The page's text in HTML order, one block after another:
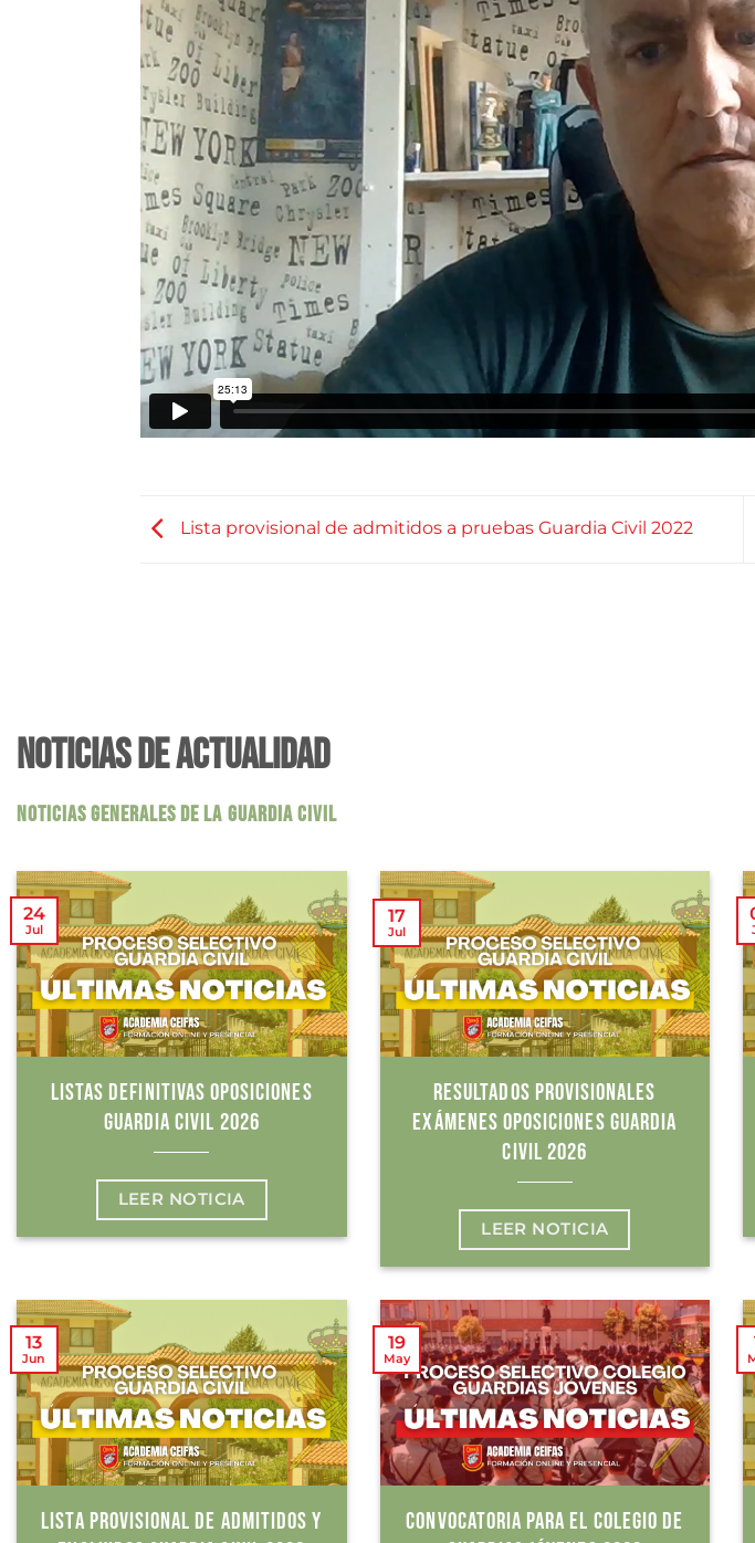
Lista provisional de admitidos a pruebas Guardia Civil 2022
NOTICIAS DE ACTUALIDAD
NOTICIAS GENERALES DE LA GUARDIA CIVIL
LISTAS DEFINITIVAS OPOSICIONES
GUARDIA CIVIL 2026
LEER NOTICIA
24
Jul
RESULTADOS PROVISIONALES
EXÁMENES OPOSICIONES GUARDIA
CIVIL 2026
LEER NOTICIA
17
Jul
LISTA PROVISIONAL DE ADMITIDOS Y
13
Jun
CONVOCATORIA PARA EL COLEGIO DE
19
May